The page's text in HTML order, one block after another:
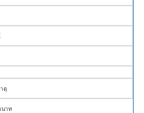
ตุ
นาท